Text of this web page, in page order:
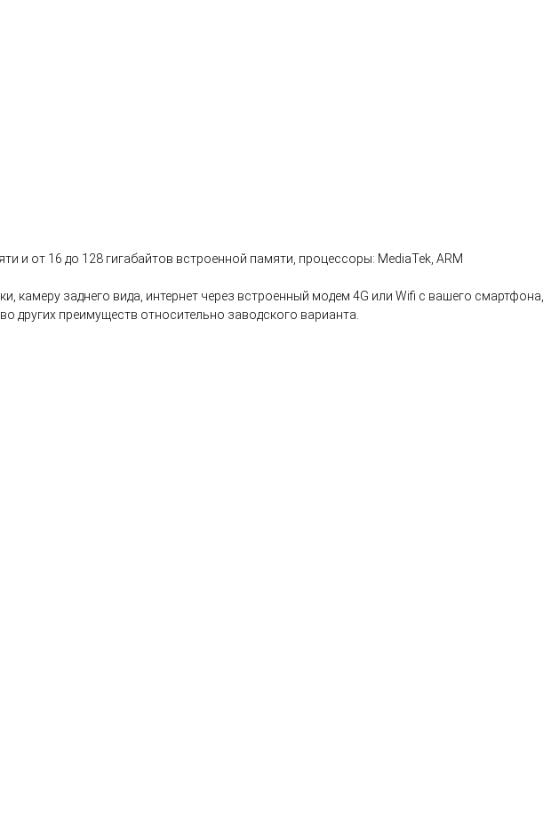
и от 16 до 128 гигабайтов встроенной памяти, процессоры: MediaTek, ARM
заднего вида, интернет через встроенный модем 4G или Wifi с вашего смартфона,
других преимуществ относительно заводского варианта.